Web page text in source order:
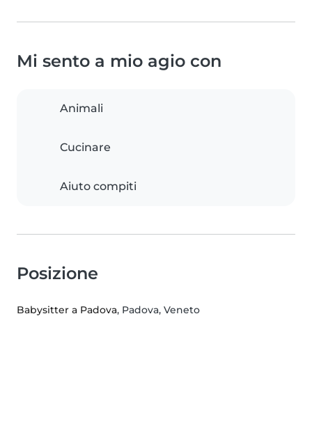
Mi sento a mio agio con
Animali
Cucinare
Aiuto compiti
Posizione
Babysitter a Padova, Padova, Veneto